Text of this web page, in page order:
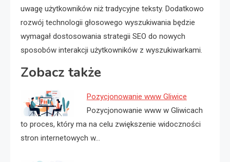
uwagę użytkowników niż tradycyjne teksty. Dodatkowo
rozwój technologii głosowego wyszukiwania będzie
wymagał dostosowania strategii SEO do nowych
sposobów interakcji użytkowników z wyszukiwarkami.
Zobacz także
Pozycjonowanie www Gliwice
Pozycjonowanie www w Gliwicach
to proces, który ma na celu zwiększenie widoczności
stron internetowych w…